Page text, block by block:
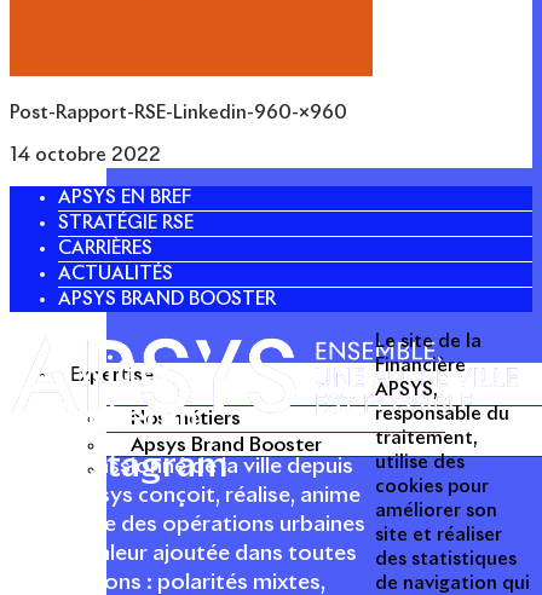
Expertise
Nos métiers
Apsys Brand Booster
Post-Rapport-RSE-Linkedin-960-×960
14 octobre 2022
APSYS EN BREF
STRATÉGIE RSE
CARRIÈRES
ACTUALITÉS
APSYS BRAND BOOSTER
Acteur passionné de la ville depuis
1996, Apsys conçoit, réalise, anime
et valorise des opérations urbaines
à forte valeur ajoutée dans toutes
les fonctions : polarités mixtes,
Twitter
Linkedin
Instagram
Le site de la
Financière
APSYS,
responsable du
traitement,
utilise des
cookies pour
améliorer son
site et réaliser
des statistiques
de navigation qui